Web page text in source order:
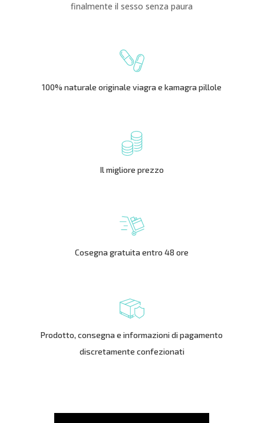
finalmente il sesso senza paura
100% naturale originale viagra e kamagra pillole
Il migliore prezzo
Cosegna gratuita entro 48 ore
Prodotto, consegna e informazioni di pagamento
discretamente confezionati